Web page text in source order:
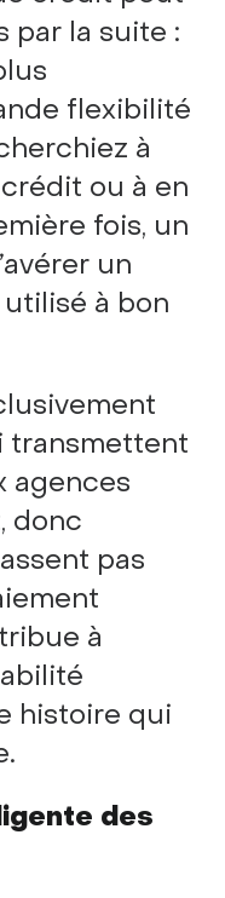
par la suite :
flexibilité
à
ou à en
fois, un
un
à bon
transmettent
agences
donc
pas
à
histoire qui
des